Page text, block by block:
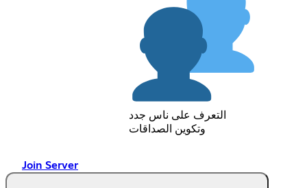
التعرف على ناس جدد
وتكوين الصداقات
Join Server